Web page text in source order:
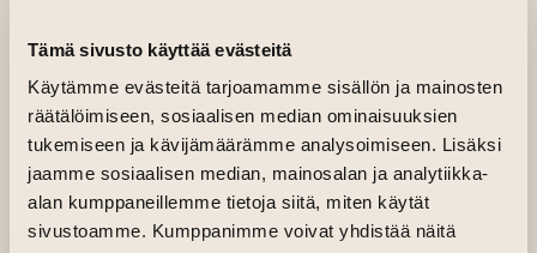
Tämä sivusto käyttää evästeitä
Käytämme evästeitä tarjoamamme sisällön ja mainosten
räätälöimiseen, sosiaalisen median ominaisuuksien
tukemiseen ja kävijämäärämme analysoimiseen. Lisäksi
jaamme sosiaalisen median, mainosalan ja analytiikka-
alan kumppaneillemme tietoja siitä, miten käytät
sivustoamme. Kumppanimme voivat yhdistää näitä
Weekly tastings on historic Luostarin Välikatu
at the Makasiinit in the House of Art.
Throughout the summer, we’ll be sampling
European small-producer wines, boutique
wines, sparkling wines, and gourmet non-